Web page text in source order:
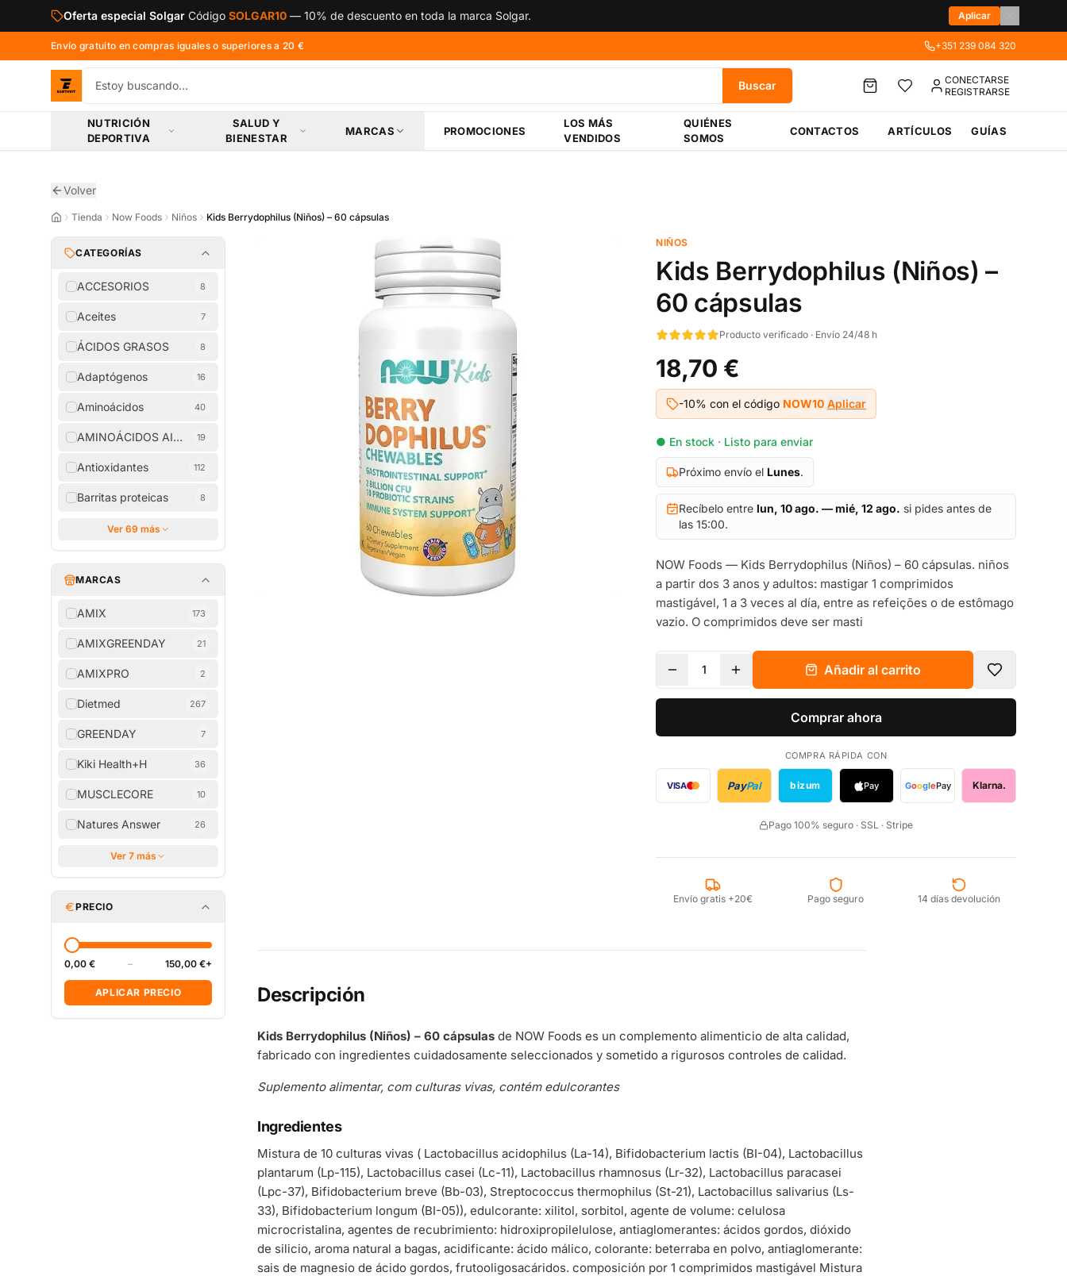
Saltar al contenido principal
Oferta especial Solgar Código SOLGAR10 — 10% de descuento en toda la marca Solgar. Aplicar
Envío gratuito en compras iguales o superiores a 20 € +351 239 084 320
Buscar
CONECTARSE
REGISTRARSE
NUTRICIÓN
DEPORTIVA
SALUD Y
BIENESTAR
MARCAS PROMOCIONES
LOS MÁS
VENDIDOS
QUIÉNES
SOMOS
CONTACTOS ARTÍCULOS GUÍAS
Volver
Tienda Now Foods Niños Kids Berrydophilus (Niños) – 60 cápsulas
CATEGORÍAS
ACCESORIOS 8
Aceites 7
ÁCIDOS GRASOS 8
Adaptógenos 16
Aminoácidos 40
AMINOÁCIDOS AISLADOS
19
Antioxidantes 112
Barritas proteicas 8
Ver 69 más
MARCAS
AMIX 173
AMIXGREENDAY 21
AMIXPRO 2
Dietmed 267
GREENDAY 7
Kiki Health+H 36
MUSCLECORE 10
Natures Answer 26
Ver 7 más
PRECIO
0,00 € – 150,00 €+
APLICAR PRECIO
NIÑOS
Kids Berrydophilus (Niños) –
60 cápsulas
Producto verificado · Envío 24/48 h
18,70 €
-10% con el código NOW10 Aplicar
● En stock · Listo para enviar
Próximo envío el Lunes.
Recíbelo entre lun, 10 ago. — mié, 12 ago. si pides antes de
las 15:00.
NOW Foods — Kids Berrydophilus (Niños) – 60 cápsulas. niños
a partir dos 3 anos y adultos: mastigar 1 comprimidos
mastigável, 1 a 3 veces al día, entre as refeições o de estômago
vazio. O comprimidos deve ser masti
1 Añadir al carrito
Comprar ahora
COMPRA RÁPIDA CON
VISA PayPal bizum Pay GooglePay Klarna.
Pago 100% seguro · SSL · Stripe
Envío gratis +20€ Pago seguro 14 días devolución
Descripción
Kids Berrydophilus (Niños) – 60 cápsulas de NOW Foods es un complemento alimenticio de alta calidad,
fabricado con ingredientes cuidadosamente seleccionados y sometido a rigurosos controles de calidad.
Suplemento alimentar, com culturas vivas, contém edulcorantes
Ingredientes
Mistura de 10 culturas vivas ( Lactobacillus acidophilus (La-14), Bifidobacterium lactis (BI-04), Lactobacillus
plantarum (Lp-115), Lactobacillus casei (Lc-11), Lactobacillus rhamnosus (Lr-32), Lactobacillus paracasei
(Lpc-37), Bifidobacterium breve (Bb-03), Streptococcus thermophilus (St-21), Lactobacillus salivarius (Ls-
33), Bifidobacterium longum (BI-05)), edulcorante: xilitol, sorbitol, agente de volume: celulosa
microcristalina, agentes de recubrimiento: hidroxipropilelulose, antiaglomerantes: ácidos gordos, dióxido
de silicio, aroma natural a bagas, acidificante: ácido málico, colorante: beterraba en polvo, antiaglomerante:
sais de magnesio de ácido gordos, frutooligosacáridos. composición por 1 comprimidos mastigável Mistura